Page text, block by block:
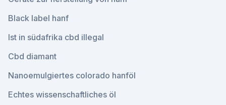
Black label hanf
Ist in südafrika cbd illegal
Cbd diamant
Nanoemulgiertes colorado hanföl
Echtes wissenschaftliches öl